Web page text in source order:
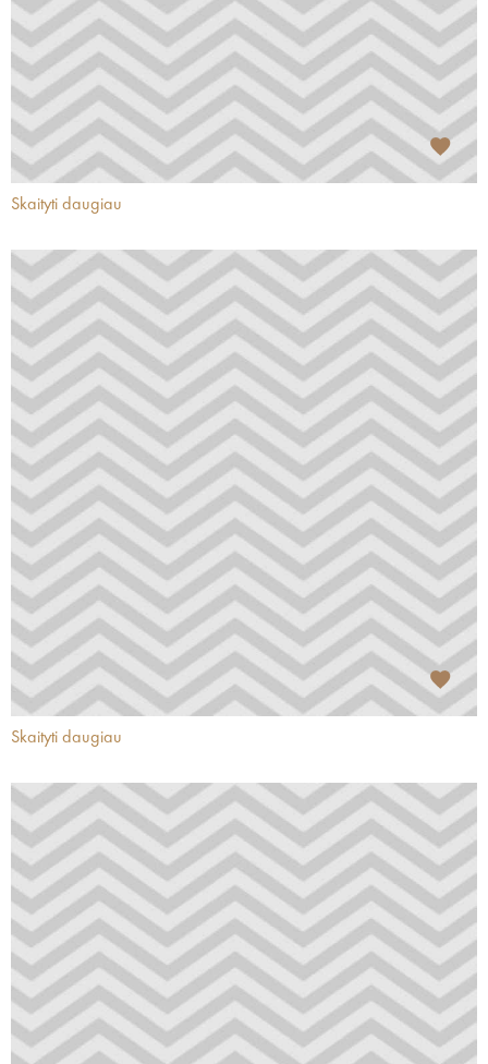
Skaityti daugiau
Skaityti daugiau